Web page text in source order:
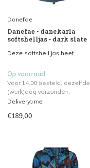
Danefae
Danefae - danekarla
softshelljas - dark slate
Deze softshell jas heef...
Op voorraad
Voor 14.00 besteld, dezelfde
(werk)dag verzonden.
Deliverytime
€189,00